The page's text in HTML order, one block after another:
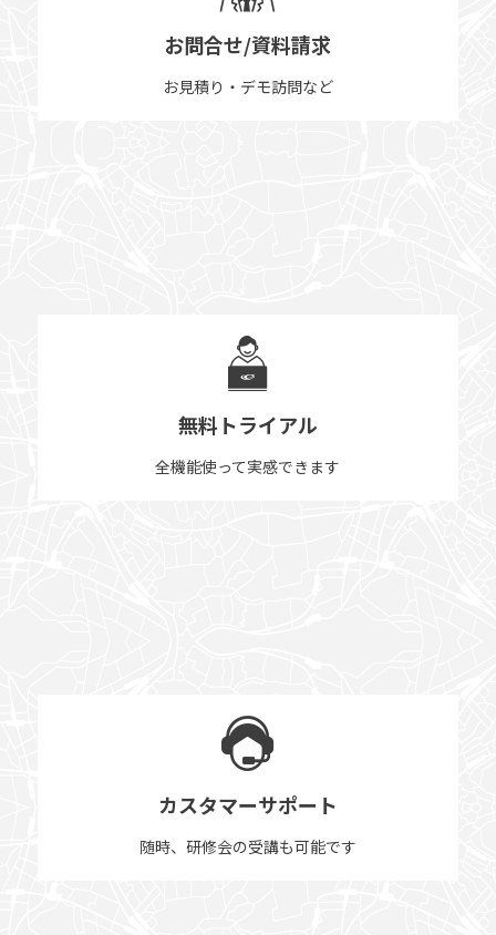
お問合せ/資料請求
お見積り・デモ訪問など
無料トライアル
全機能使って実感できます
カスタマーサポート
随時、研修会の受講も可能です